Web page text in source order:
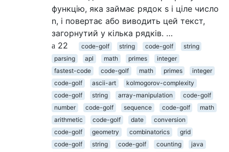
функцію, яка займає рядок s і ціле число
n, і повертає або виводить цей текст,
загорнутий у кілька рядків. …
22
code-golf string code-golf
string
parsing
apl math primes
integer
fastest-code
code-golf math primes
integer
code-golf
ascii-art
kolmogorov-complexity
code-golf
string array-manipulation
code-golf
number
code-golf sequence code-golf
math
arithmetic
code-golf date
conversion
code-golf
geometry combinatorics
grid
code-golf
string code-golf counting
java